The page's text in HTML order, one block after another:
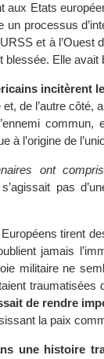
Etats
processus
et à l’Ouest
Elle avait
incitèrent
de l’autre côté,
l’origine de
ont
pas
tirent
jamais
militaire ne
de rendre
la paix
une histoire